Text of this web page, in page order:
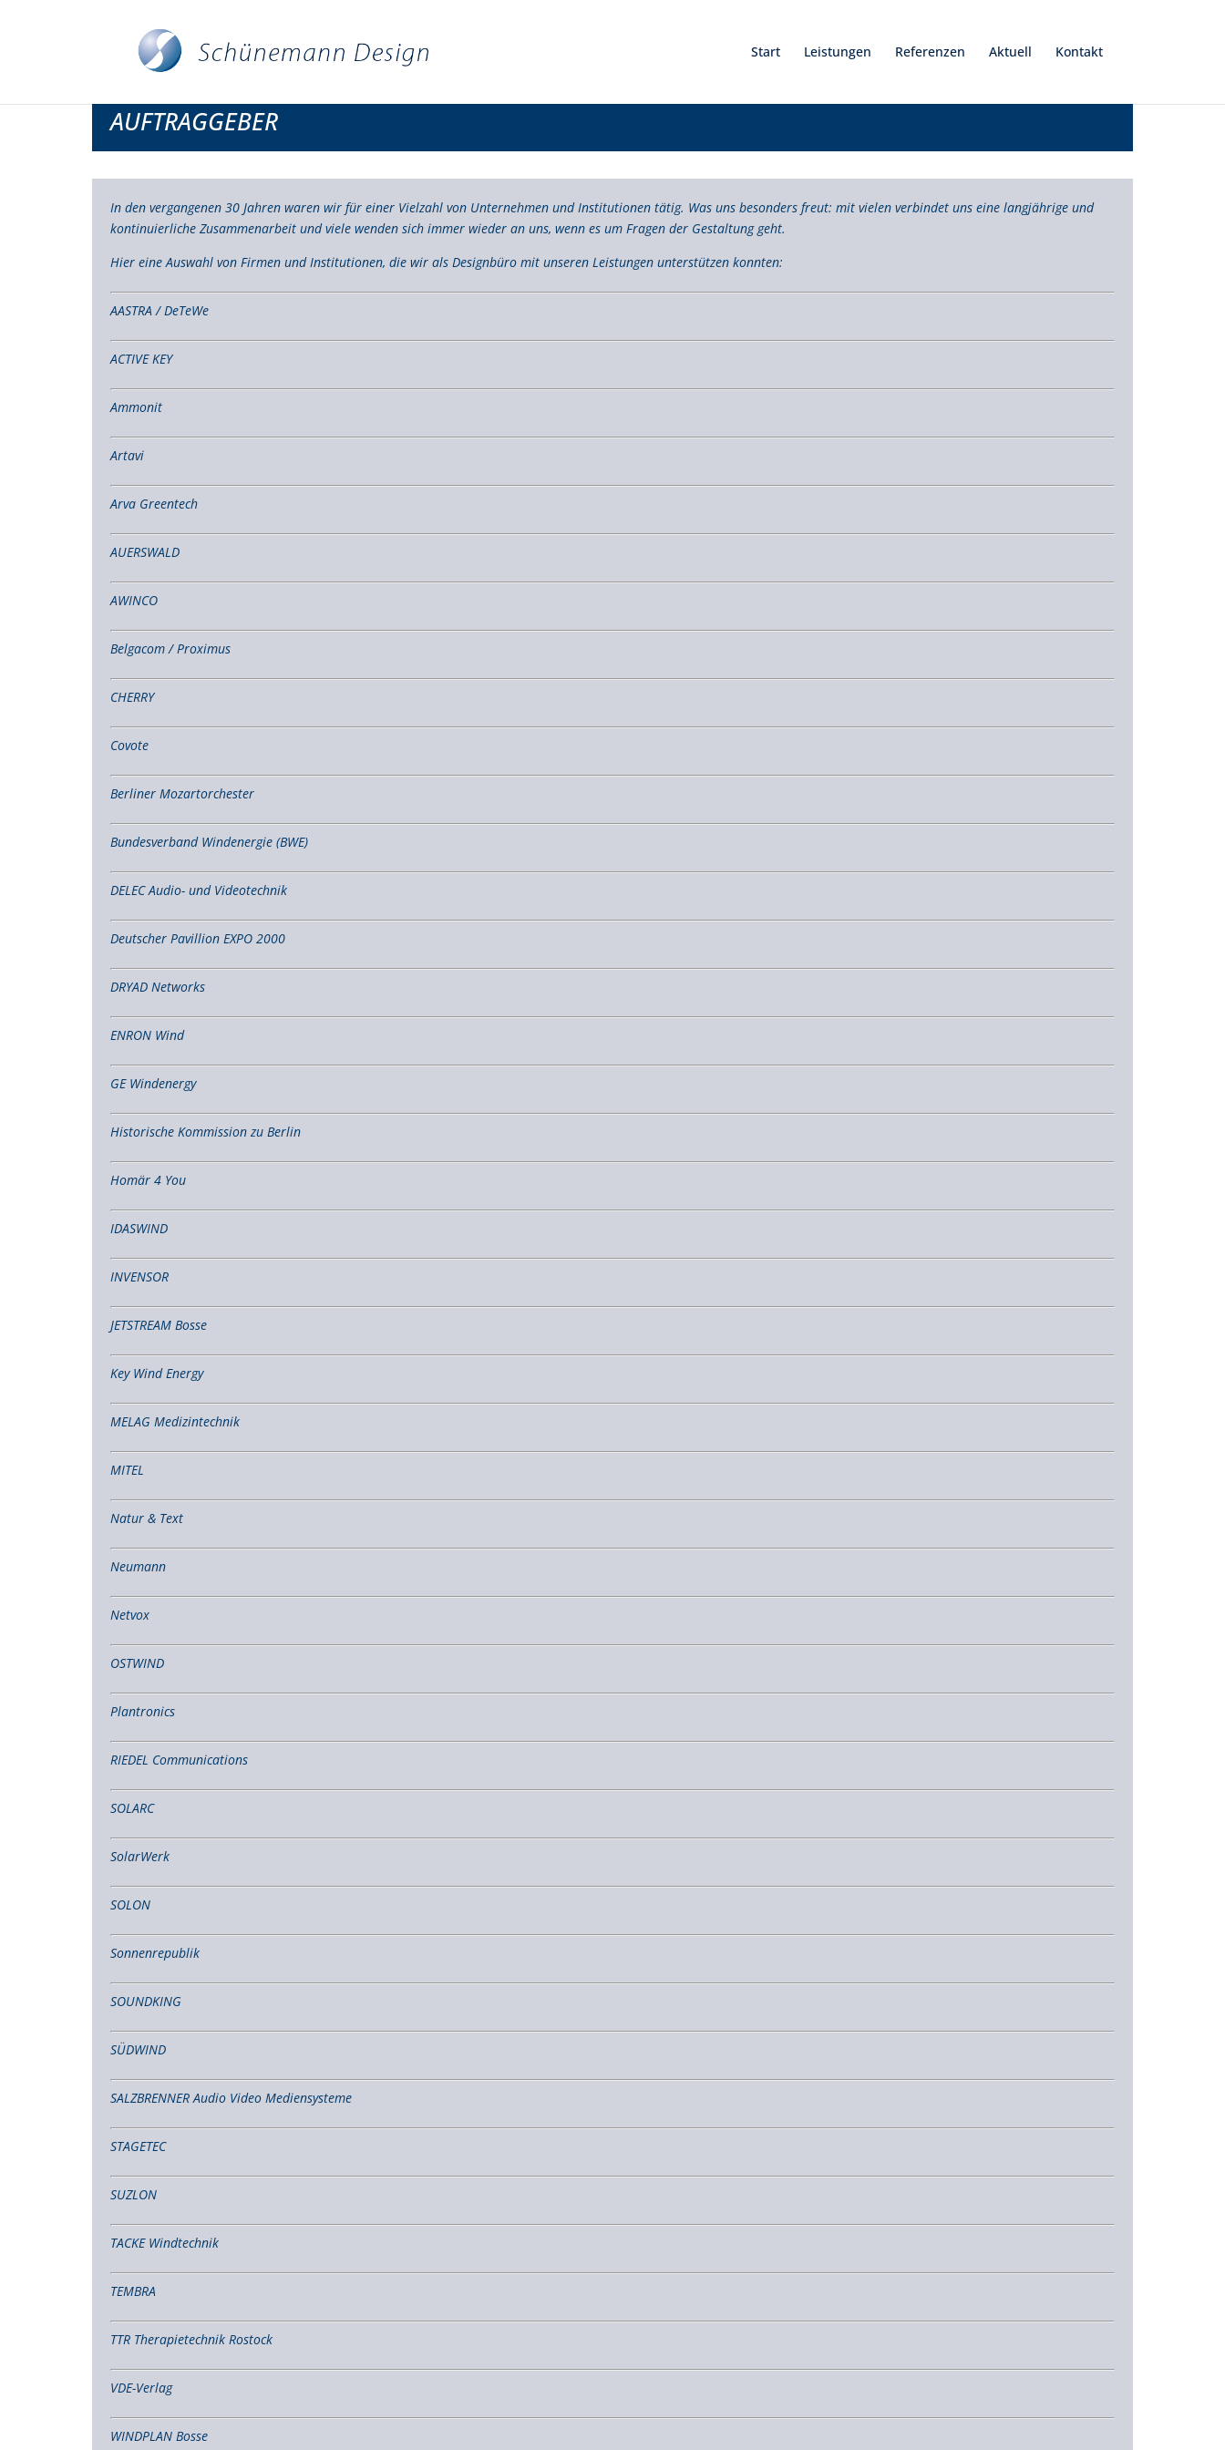
Start Leistungen Referenzen Aktuell Kontakt
AUFTRAGGEBER
In den vergangenen 30 Jahren waren wir für einer Vielzahl von Unternehmen und Institutionen tätig. Was uns besonders freut: mit vielen verbindet uns eine langjährige und
kontinuierliche Zusammenarbeit und viele wenden sich immer wieder an uns, wenn es um Fragen der Gestaltung geht.
Hier eine Auswahl von Firmen und Institutionen, die wir als Designbüro mit unseren Leistungen unterstützen konnten:
AASTRA / DeTeWe
ACTIVE KEY
Ammonit
Artavi
Arva Greentech
AUERSWALD
AWINCO
Belgacom / Proximus
CHERRY
Covote
Berliner Mozartorchester
Bundesverband Windenergie (BWE)
DELEC Audio- und Videotechnik
Deutscher Pavillion EXPO 2000
DRYAD Networks
ENRON Wind
GE Windenergy
Historische Kommission zu Berlin
Homär 4 You
IDASWIND
INVENSOR
JETSTREAM Bosse
Key Wind Energy
MELAG Medizintechnik
MITEL
Natur & Text
Neumann
Netvox
OSTWIND
Plantronics
RIEDEL Communications
SOLARC
SolarWerk
SOLON
Sonnenrepublik
SOUNDKING
SÜDWIND
SALZBRENNER Audio Video Mediensysteme
STAGETEC
SUZLON
TACKE Windtechnik
TEMBRA
TTR Therapietechnik Rostock
VDE-Verlag
WINDPLAN Bosse